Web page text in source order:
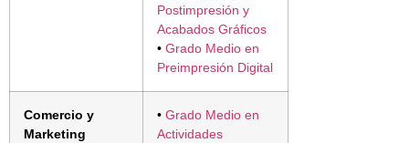
Postimpresión y
Acabados Gráficos
• Grado Medio en
Preimpresión Digital
Comercio y
Marketing
• Grado Medio en
Actividades